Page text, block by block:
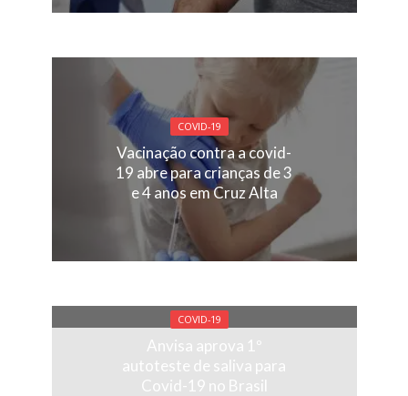
COVID-19
Vacinação contra a covid-
19 abre para crianças de 3
e 4 anos em Cruz Alta
COVID-19
Anvisa aprova 1º
autoteste de saliva para
Covid-19 no Brasil